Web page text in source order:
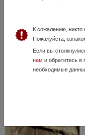
Binelli M1 Super 90
120 000 руб.
Ложа и приклад пластик,
идеальном состоянии.
удлинитель магазина на
удлинитель ствола 100
К сожалению, никто
Пожалуйста,
Если вы
нам и обратитесь
необходимые